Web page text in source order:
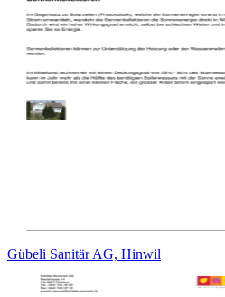
Gübeli Sanitär AG, Hinwil